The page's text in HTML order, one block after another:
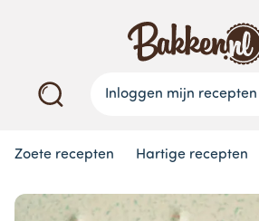
Inloggen mijn recepten
Zoete recepten Hartige recepten